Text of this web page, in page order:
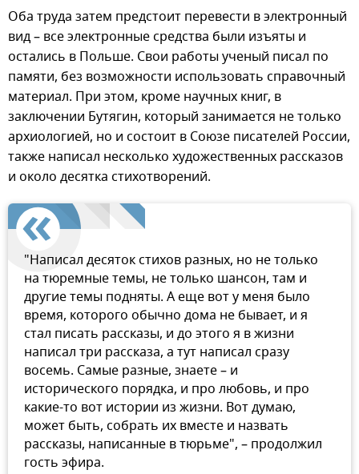
Оба труда затем предстоит перевести в электронный
вид – все электронные средства были изъяты и
остались в Польше. Свои работы ученый писал по
памяти, без возможности использовать справочный
материал. При этом, кроме научных книг, в
заключении Бутягин, который занимается не только
архиологией, но и состоит в Союзе писателей России,
также написал несколько художественных рассказов
и около десятка стихотворений.
"Написал десяток стихов разных, но не только
на тюремные темы, не только шансон, там и
другие темы подняты. А еще вот у меня было
время, которого обычно дома не бывает, и я
стал писать рассказы, и до этого я в жизни
написал три рассказа, а тут написал сразу
восемь. Самые разные, знаете – и
исторического порядка, и про любовь, и про
какие-то вот истории из жизни. Вот думаю,
может быть, собрать их вместе и назвать
рассказы, написанные в тюрьме", – продолжил
гость эфира.